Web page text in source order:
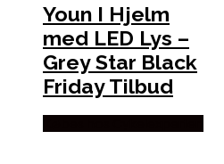
Youn I Hjelm
med LED Lys –
Grey Star Black
Friday Tilbud